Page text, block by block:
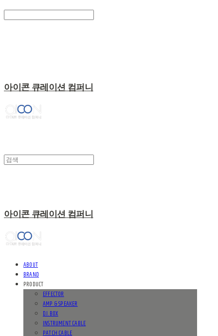
아이콘 큐레이션 컴퍼니
아이콘 큐레이션 컴퍼니
ABOUT
BRAND
PRODUCT
EFFECTOR
AMP & SPEAKER
D.I. BOX
INSTRUMENT CABLE
PATCH CABLE